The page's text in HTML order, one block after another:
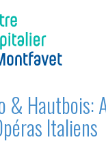
& Hautbois:
Italiens